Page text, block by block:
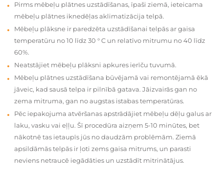
Pirms mēbeļu plātnes uzstādīšanas, īpaši ziemā, ieteicama
mēbeļu plātnes iknedēļas aklimatizācija telpā.
Mēbeļu plāksne ir paredzēta uzstādīšanai telpās ar gaisa
temperatūru no 10 līdz 30 ° C un relatīvo mitrumu no 40 līdz
60%.
Neatstājiet mēbeļu plāksni apkures ierīču tuvumā.
Mēbeļu plātnes uzstādīšana būvējamā vai remontējamā ēkā
jāveic, kad sausā telpa ir pilnībā gatava. Jāizvairās gan no
zema mitruma, gan no augstas istabas temperatūras.
Pēc iepakojuma atvēršanas apstrādājiet mēbeļu dēļu galus ar
laku, vasku vai eļļu. Šī procedūra aizņem 5-10 minūtes, bet
nākotnē tas ietaupīs jūs no daudzām problēmām. Ziemā
apsildāmās telpās ir ļoti zems gaisa mitrums, un parasti
neviens netraucē iegādāties un uzstādīt mitrinātājus.